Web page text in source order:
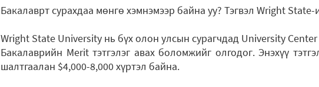
Бакалаврт сурахдаа мөнгө хэмнэмээр байна уу? Тэгвэл Wright
Wright State University нь бүх олон улсын сурагчдад University
Бакалаврийн Merit тэтгэлэг авах боломжийг олгодог. Энэхүү
шалтгаалан $4,000-8,000 хүртэл байна.